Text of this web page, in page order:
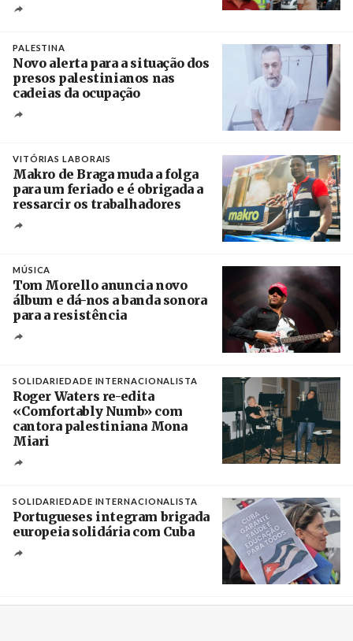
PALESTINA
Novo alerta para a situação dos
presos palestinianos nas
cadeias da ocupação
VITÓRIAS LABORAIS
Makro de Braga muda a folga
para um feriado e é obrigada a
ressarcir os trabalhadores
MÚSICA
Tom Morello anuncia novo
álbum e dá-nos a banda sonora
para a resistência
SOLIDARIEDADE INTERNACIONALISTA
Roger Waters re-edita
«Comfortably Numb» com
cantora palestiniana Mona
Miari
SOLIDARIEDADE INTERNACIONALISTA
Portugueses integram brigada
europeia solidária com Cuba